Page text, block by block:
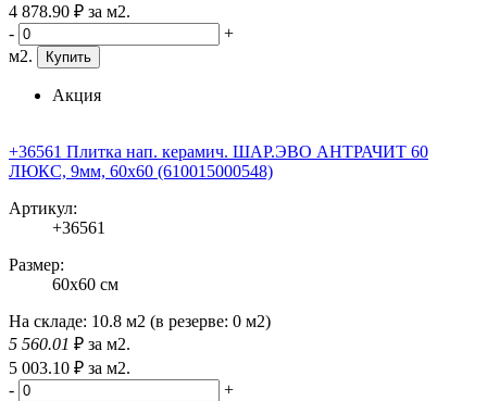
4 878.90 ₽ за м2.
-
+
м2.
Купить
Акция
+36561 Плитка нап. керамич. ШАР.ЭВО АНТРАЧИТ 60
ЛЮКС, 9мм, 60x60 (610015000548)
Артикул:
+36561
Размер:
60x60 см
На складе: 10.8 м2 (в резерве: 0 м2)
5 560.01 ₽ за м2.
5 003.10 ₽ за м2.
-
+